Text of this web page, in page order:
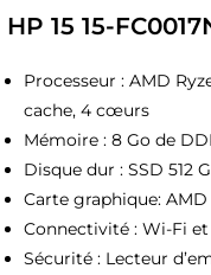
HP 15 15-
Processeur : AMD
cache, 4 cœurs
Mémoire : 8 Go de
Disque dur : SSD 512
Carte graphique:
Connectivité : Wi-Fi
Sécurité : Lecteur